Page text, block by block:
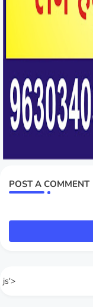
POST A COMMENT
js'>